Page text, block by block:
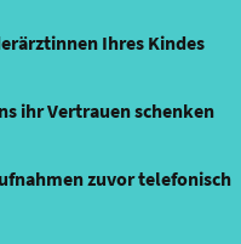
Ihres Kindes
ihr Vertrauen schenken
zuvor telefonisch